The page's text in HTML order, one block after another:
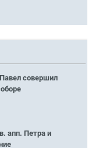
совершил
апп. Петра и